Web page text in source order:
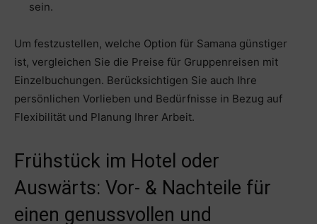
sein.
Um festzustellen, welche Option für Samana günstiger
ist, vergleichen Sie die Preise für Gruppenreisen mit
Einzelbuchungen. Berücksichtigen Sie auch Ihre
persönlichen Vorlieben und Bedürfnisse in Bezug auf
Flexibilität und Planung Ihrer Arbeit.
Frühstück im Hotel oder
Auswärts: Vor- & Nachteile für
einen genussvollen und